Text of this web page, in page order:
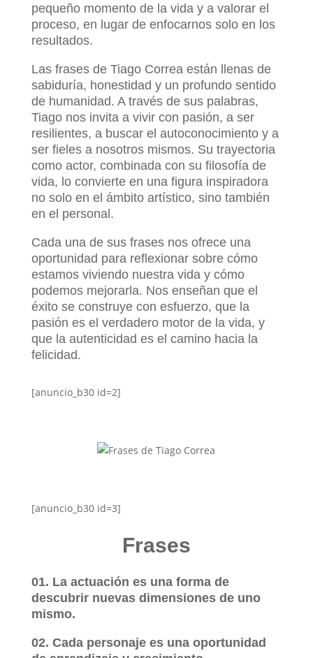
pequeño momento de la vida y a valorar el
proceso, en lugar de enfocarnos solo en los
resultados.
Las frases de Tiago Correa están llenas de
sabiduría, honestidad y un profundo sentido
de humanidad. A través de sus palabras,
Tiago nos invita a vivir con pasión, a ser
resilientes, a buscar el autoconocimiento y a
ser fieles a nosotros mismos. Su trayectoria
como actor, combinada con su filosofía de
vida, lo convierte en una figura inspiradora
no solo en el ámbito artístico, sino también
en el personal.
Cada una de sus frases nos ofrece una
oportunidad para reflexionar sobre cómo
estamos viviendo nuestra vida y cómo
podemos mejorarla. Nos enseñan que el
éxito se construye con esfuerzo, que la
pasión es el verdadero motor de la vida, y
que la autenticidad es el camino hacia la
felicidad.
[anuncio_b30 id=2]
[anuncio_b30 id=3]
Frases
01. La actuación es una forma de
descubrir nuevas dimensiones de uno
mismo.
02. Cada personaje es una oportunidad